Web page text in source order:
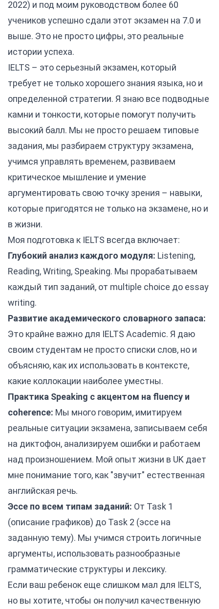
2022) и под моим руководством более 60
учеников успешно сдали этот экзамен на 7.0 и
выше. Это не просто цифры, это реальные
истории успеха.
IELTS – это серьезный экзамен, который
требует не только хорошего знания языка, но и
определенной стратегии. Я знаю все подводные
камни и тонкости, которые помогут получить
высокий балл. Мы не просто решаем типовые
задания, мы разбираем структуру экзамена,
учимся управлять временем, развиваем
критическое мышление и умение
аргументировать свою точку зрения – навыки,
которые пригодятся не только на экзамене, но и
в жизни.
Моя подготовка к IELTS всегда включает:
Глубокий анализ каждого модуля: Listening,
Reading, Writing, Speaking. Мы прорабатываем
каждый тип заданий, от multiple choice до essay
writing.
Развитие академического словарного запаса:
Это крайне важно для IELTS Academic. Я даю
своим студентам не просто списки слов, но и
объясняю, как их использовать в контексте,
какие коллокации наиболее уместны.
Практика Speaking с акцентом на fluency и
coherence: Мы много говорим, имитируем
реальные ситуации экзамена, записываем себя
на диктофон, анализируем ошибки и работаем
над произношением. Мой опыт жизни в UK дает
мне понимание того, как "звучит" естественная
английская речь.
Эссе по всем типам заданий: От Task 1
(описание графиков) до Task 2 (эссе на
заданную тему). Мы учимся строить логичные
аргументы, использовать разнообразные
грамматические структуры и лексику.
Если ваш ребенок еще слишком мал для IELTS,
но вы хотите, чтобы он получил качественную